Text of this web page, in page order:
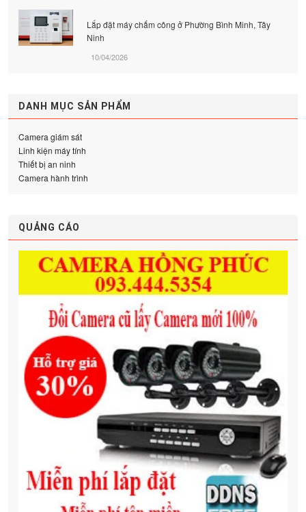
Lắp đặt máy chấm công ở Phường Bình Minh, Tây
Ninh
10/04/2026
DANH MỤC SẢN PHẨM
Camera giám sát
Linh kiện máy tính
Thiết bị an ninh
Camera hành trình
QUẢNG CÁO